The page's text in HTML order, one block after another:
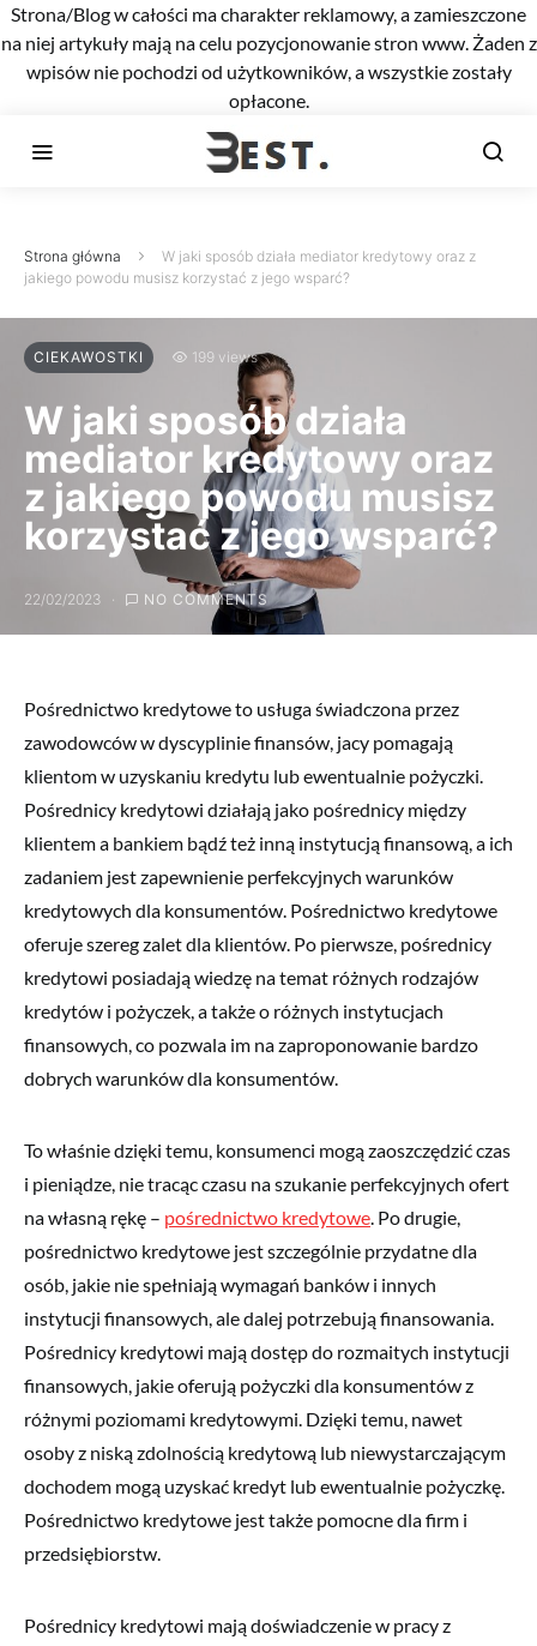
Strona/Blog w całości ma charakter reklamowy, a zamieszczone
na niej artykuły mają na celu pozycjonowanie stron www. Żaden z
wpisów nie pochodzi od użytkowników, a wszystkie zostały
opłacone.
Strona główna
W jaki sposób działa mediator kredytowy oraz z
jakiego powodu musisz korzystać z jego wsparć?
CIEKAWOSTKI 199 views
W jaki sposób działa
mediator kredytowy oraz
z jakiego powodu musisz
korzystać z jego wsparć?
22/02/2023 NO COMMENTS
Pośrednictwo kredytowe to usługa świadczona przez
zawodowców w dyscyplinie finansów, jacy pomagają
klientom w uzyskaniu kredytu lub ewentualnie pożyczki.
Pośrednicy kredytowi działają jako pośrednicy między
klientem a bankiem bądź też inną instytucją finansową, a ich
zadaniem jest zapewnienie perfekcyjnych warunków
kredytowych dla konsumentów. Pośrednictwo kredytowe
oferuje szereg zalet dla klientów. Po pierwsze, pośrednicy
kredytowi posiadają wiedzę na temat różnych rodzajów
kredytów i pożyczek, a także o różnych instytucjach
finansowych, co pozwala im na zaproponowanie bardzo
dobrych warunków dla konsumentów.
To właśnie dzięki temu, konsumenci mogą zaoszczędzić czas
i pieniądze, nie tracąc czasu na szukanie perfekcyjnych ofert
na własną rękę – pośrednictwo kredytowe. Po drugie,
pośrednictwo kredytowe jest szczególnie przydatne dla
osób, jakie nie spełniają wymagań banków i innych
instytucji finansowych, ale dalej potrzebują finansowania.
Pośrednicy kredytowi mają dostęp do rozmaitych instytucji
finansowych, jakie oferują pożyczki dla konsumentów z
różnymi poziomami kredytowymi. Dzięki temu, nawet
osoby z niską zdolnością kredytową lub niewystarczającym
dochodem mogą uzyskać kredyt lub ewentualnie pożyczkę.
Pośrednictwo kredytowe jest także pomocne dla firm i
przedsiębiorstw.
Pośrednicy kredytowi mają doświadczenie w pracy z